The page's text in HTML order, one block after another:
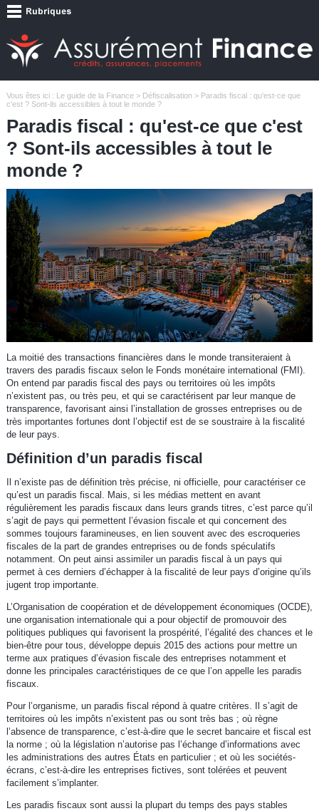
Vous êtes ici : Le guide de la Finance> Défiscalisation> Paradis fiscal : qu'est-ce que
c'est ? Sont-ils accessibles à tout le monde ?
Paradis fiscal : qu'est-ce que c'est
? Sont-ils accessibles à tout le
monde ?
La moitié des transactions financières dans le monde transiteraient à
travers des paradis fiscaux selon le Fonds monétaire international (FMI).
On entend par paradis fiscal des pays ou territoires où les impôts
n’existent pas, ou très peu, et qui se caractérisent par leur manque de
transparence, favorisant ainsi l’installation de grosses entreprises ou de
très importantes fortunes dont l’objectif est de se soustraire à la fiscalité
de leur pays.
Définition d’un paradis fiscal
Il n’existe pas de définition très précise, ni officielle, pour caractériser ce
qu’est un paradis fiscal. Mais, si les médias mettent en avant
régulièrement les paradis fiscaux dans leurs grands titres, c’est parce qu’il
s’agit de pays qui permettent l’évasion fiscale et qui concernent des
sommes toujours faramineuses, en lien souvent avec des escroqueries
fiscales de la part de grandes entreprises ou de fonds spéculatifs
notamment. On peut ainsi assimiler un paradis fiscal à un pays qui
permet à ces derniers d’échapper à la fiscalité de leur pays d’origine qu’ils
jugent trop importante.
L’Organisation de coopération et de développement économiques (OCDE),
une organisation internationale qui a pour objectif de promouvoir des
politiques publiques qui favorisent la prospérité, l’égalité des chances et le
bien-être pour tous, développe depuis 2015 des actions pour mettre un
terme aux pratiques d’évasion fiscale des entreprises notamment et
donne les principales caractéristiques de ce que l’on appelle les paradis
fiscaux.
Pour l’organisme, un paradis fiscal répond à quatre critères. Il s’agit de
territoires où les impôts n’existent pas ou sont très bas ; où règne
l’absence de transparence, c’est-à-dire que le secret bancaire et fiscal est
la norme ; où la législation n’autorise pas l’échange d’informations avec
les administrations des autres États en particulier ; et où les sociétés-
écrans, c’est-à-dire les entreprises fictives, sont tolérées et peuvent
facilement s’implanter.
Les paradis fiscaux sont aussi la plupart du temps des pays stables